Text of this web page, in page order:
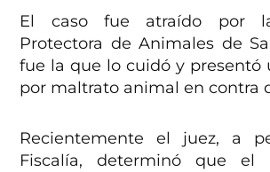
El caso fue atraído por
Protectora de Animales de
fue la que lo cuidó y presentó
por maltrato animal en contra
Recientemente el juez, a
Fiscalía, determinó que el